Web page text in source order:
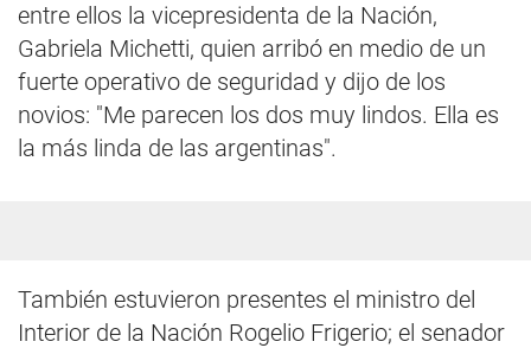
entre ellos la vicepresidenta de la Nación,
Gabriela Michetti, quien arribó en medio de un
fuerte operativo de seguridad y dijo de los
novios: "Me parecen los dos muy lindos. Ella es
la más linda de las argentinas".
También estuvieron presentes el ministro del
Interior de la Nación Rogelio Frigerio; el senador